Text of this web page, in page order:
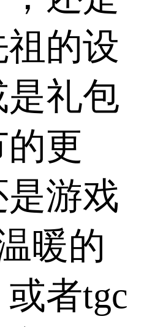
的设
礼包
更
游戏
暖的
者tgc